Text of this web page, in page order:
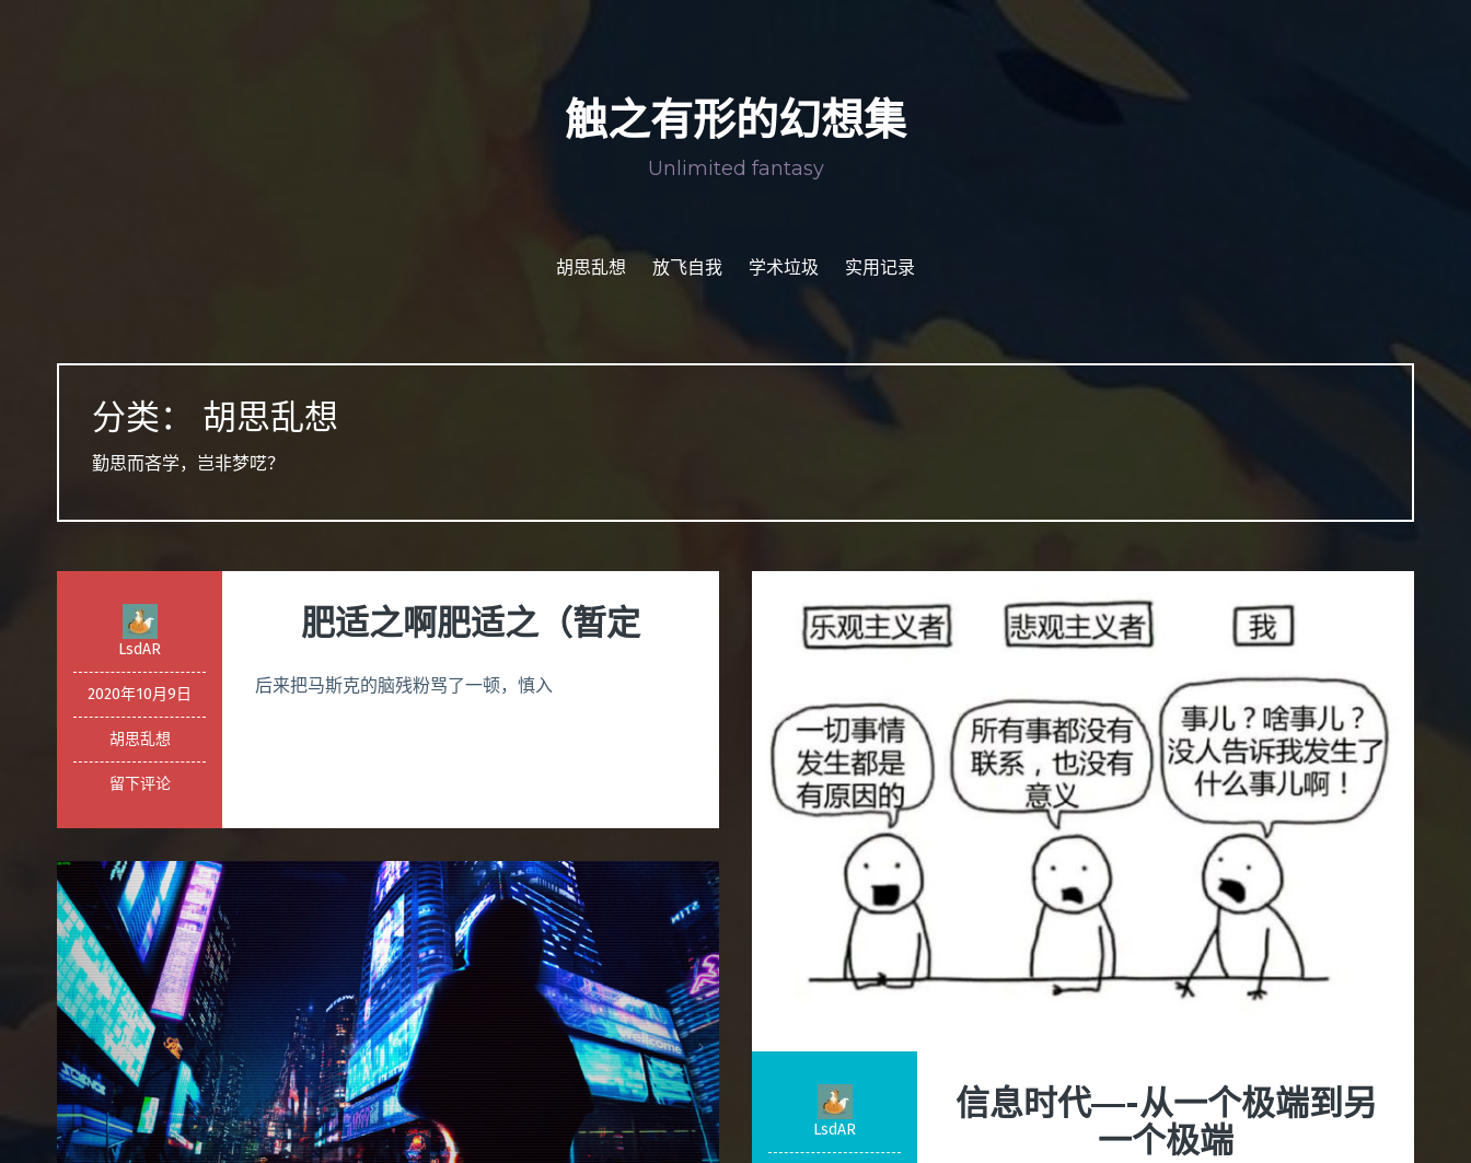
触之有形的幻想集
Unlimited fantasy
胡思乱想 放飞自我 学术垃圾 实用记录
分类： 胡思乱想
勤思而吝学，岂非梦呓？
LsdAR
2020年10月9日
胡思乱想
留下评论
肥适之啊肥适之（暂定
后来把马斯克的脑残粉骂了一顿，慎入
LsdAR
信息时代—-从一个极端到另
一个极端